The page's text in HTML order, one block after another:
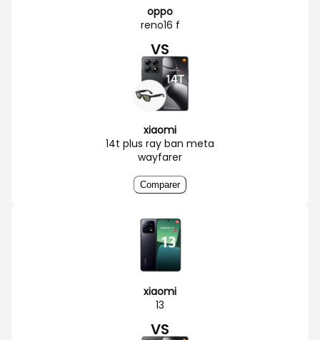
oppo
reno16 f
VS
xiaomi
14t plus ray ban meta
wayfarer
Comparer
xiaomi
13
VS